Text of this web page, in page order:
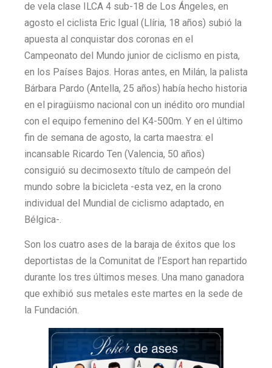
de vela clase ILCA 4 sub-18 de Los Ángeles, en
agosto el ciclista Eric Igual (Llíria, 18 años) subió la
apuesta al conquistar dos coronas en el
Campeonato del Mundo junior de ciclismo en pista,
en los Países Bajos. Horas antes, en Milán, la palista
Bárbara Pardo (Antella, 25 años) había hecho historia
en el piragüismo nacional con un inédito oro mundial
con el equipo femenino del K4-500m. Y en el último
fin de semana de agosto, la carta maestra: el
incansable Ricardo Ten (Valencia, 50 años)
consiguió su decimosexto título de campeón del
mundo sobre la bicicleta -esta vez, en la crono
individual del Mundial de ciclismo adaptado, en
Bélgica-.
Son los cuatro ases de la baraja de éxitos que los
deportistas de la Comunitat de l’Esport han repartido
durante los tres últimos meses. Una mano ganadora
que exhibió sus metales este martes en la sede de
la Fundación.